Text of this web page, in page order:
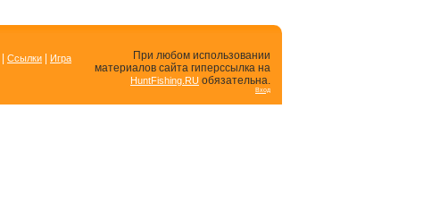
Ссылки
Игра
При любом использовании
материалов сайта гиперссылка на
HuntFishing.RU обязательна.
Вход